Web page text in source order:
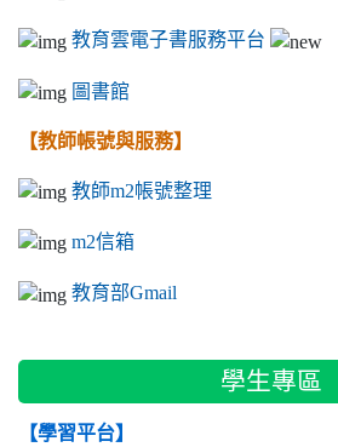
教育雲電子書服務平台
圖書館
【教師帳號與服務】
教師m2帳號整理
m2信箱
教育部Gmail
學生專區
【學習平台】